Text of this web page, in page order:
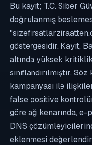
Bu kayıt; T.C. Siber
doğrulanmış
göstergesidir. Kayıt,
altında yüksek
sınıflandırılmıştır.
kampanyası ile
false positive
göre ağ kenarında, e-
DNS
eklenmesi